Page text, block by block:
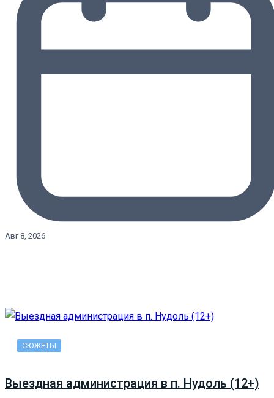
Авг 8, 2026
СЮЖЕТЫ
Выездная администрация в п. Нудоль (12+)